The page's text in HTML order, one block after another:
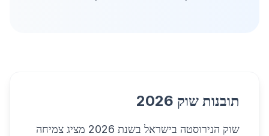
תובנות שוק 2026
שוק הנירוסטה בישראל בשנת 2026 מציג צמיחה